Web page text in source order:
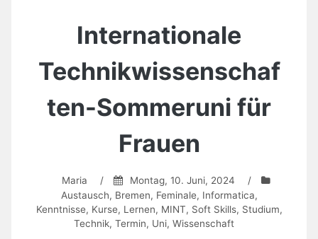
Internationale
Technikwissenschaf
ten-Sommeruni für
Frauen
Maria / Montag, 10. Juni, 2024
/
Austausch, Bremen, Feminale, Informatica,
Kenntnisse, Kurse, Lernen, MINT, Soft Skills, Studium,
Technik,Termin, Uni,Wissenschaft